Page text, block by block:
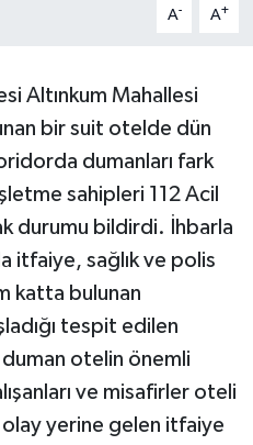
A- A+
Altınkum Mahallesi
bir suit otelde dün
dumanları fark
sahipleri 112 Acil
durumu bildirdi. İhbarla
itfaiye, sağlık ve polis
katta bulunan
tespit edilen
otelin önemli
ve misafirler oteli
yerine gelen itfaiye